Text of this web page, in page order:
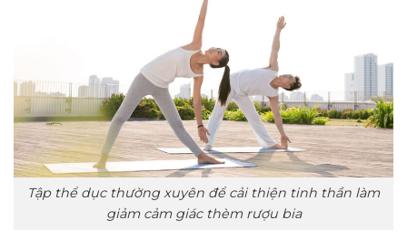
Tập thể dục thường xuyên để cải thiện tinh thần làm
giảm cảm giác thèm rượu bia